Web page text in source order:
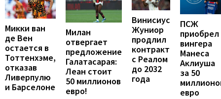
Микки ван
де Вен
остается в
Тоттенхэме,
отказав
Ливерпулю
и Барселоне
Милан
отвергает
предложение
Галатасарая:
Леан стоит
50 миллионов
евро!
Винисиус
Жуниор
продлил
контракт
с Реалом
до 2032
года
ПСЖ
приобрел
вингера
Манеса
Аклиуша
за 50
евро